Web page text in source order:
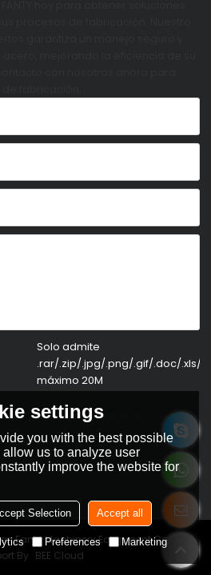
Solo admite
.rar/.zip/.jpg/.png/.gif/.doc/.xls/
máximo 20M
y Condiciones de este servicio,
Fanty Machinery Equipment Co., Ltd
By BEE Cloud
settings
you with the best possible
us to analyze user
improve the website for
Selection Accept all
Preferences Marketing